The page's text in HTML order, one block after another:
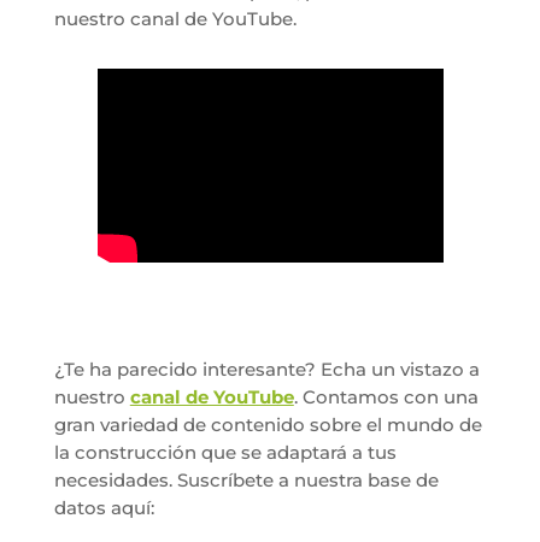
nuestro canal de YouTube.
¿Te ha parecido interesante? Echa un vistazo a
nuestro canal de YouTube. Contamos con una
gran variedad de contenido sobre el mundo de
la construcción que se adaptará a tus
necesidades. Suscríbete a nuestra base de
datos aquí: